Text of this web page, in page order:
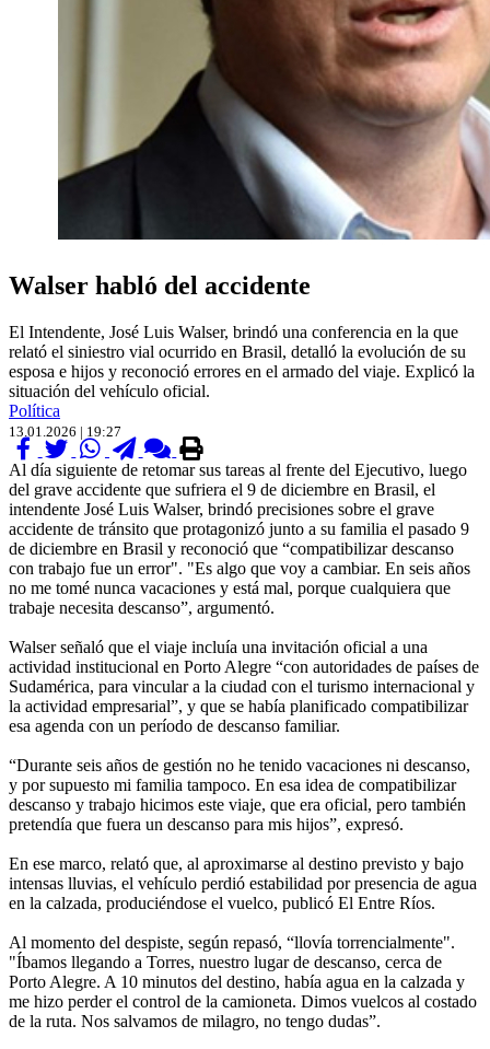
Walser habló del accidente
El Intendente, José Luis Walser, brindó una conferencia en la que
relató el siniestro vial ocurrido en Brasil, detalló la evolución de su
esposa e hijos y reconoció errores en el armado del viaje. Explicó la
situación del vehículo oficial.
Política
13.01.2026 | 19:27
Al día siguiente de retomar sus tareas al frente del Ejecutivo, luego
del grave accidente que sufriera el 9 de diciembre en Brasil, el
intendente José Luis Walser, brindó precisiones sobre el grave
accidente de tránsito que protagonizó junto a su familia el pasado 9
de diciembre en Brasil y reconoció que “compatibilizar descanso
con trabajo fue un error". "Es algo que voy a cambiar. En seis años
no me tomé nunca vacaciones y está mal, porque cualquiera que
trabaje necesita descanso”, argumentó.
Walser señaló que el viaje incluía una invitación oficial a una
actividad institucional en Porto Alegre “con autoridades de países de
Sudamérica, para vincular a la ciudad con el turismo internacional y
la actividad empresarial”, y que se había planificado compatibilizar
esa agenda con un período de descanso familiar.
“Durante seis años de gestión no he tenido vacaciones ni descanso,
y por supuesto mi familia tampoco. En esa idea de compatibilizar
descanso y trabajo hicimos este viaje, que era oficial, pero también
pretendía que fuera un descanso para mis hijos”, expresó.
En ese marco, relató que, al aproximarse al destino previsto y bajo
intensas lluvias, el vehículo perdió estabilidad por presencia de agua
en la calzada, produciéndose el vuelco, publicó El Entre Ríos.
Al momento del despiste, según repasó, “llovía torrencialmente".
"Íbamos llegando a Torres, nuestro lugar de descanso, cerca de
Porto Alegre. A 10 minutos del destino, había agua en la calzada y
me hizo perder el control de la camioneta. Dimos vuelcos al costado
de la ruta. Nos salvamos de milagro, no tengo dudas”.